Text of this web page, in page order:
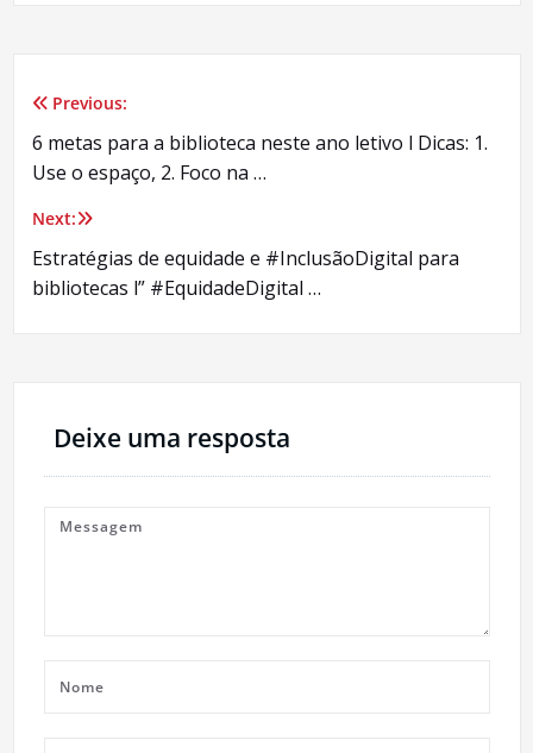
Navegação
de
Post
Previous:
6 metas para a biblioteca neste ano letivo l Dicas: 1.
Use o espaço, 2. Foco na …
Next:
Estratégias de equidade e #InclusãoDigital para
bibliotecas l” #EquidadeDigital …
Deixe uma resposta